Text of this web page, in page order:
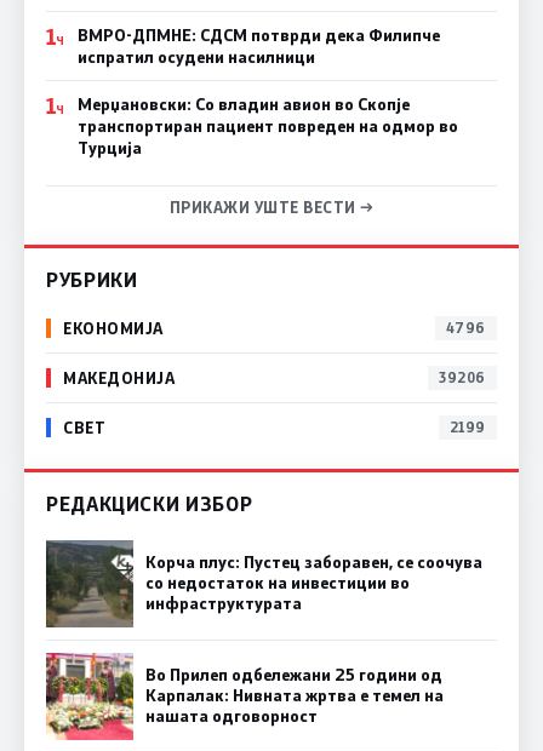
1Ч
ВМРО-ДПМНЕ: СДСM потврди дека Филипче
испратил осудени насилници
1Ч
Мерџановски: Со владин авион во Скопје
транспортиран пациент повреден на одмор во
Турција
ПРИКАЖИ УШТЕ ВЕСТИ →
РУБРИКИ
ЕКОНОМИЈА 4796
МАКЕДОНИЈА 39206
СВЕТ 2199
РЕДАКЦИСКИ ИЗБОР
Корча плус: Пустец заборавен, се соочува
со недостаток на инвестиции во
инфраструктурата
Во Прилеп одбележани 25 години од
Карпалак: Нивната жртва е темел на
нашата одговорност